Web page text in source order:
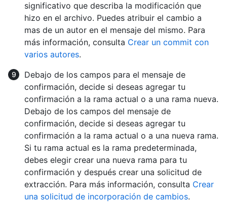
significativo que describa la modificación que
hizo en el archivo. Puedes atribuir el cambio a
mas de un autor en el mensaje del mismo. Para
más información, consulta Crear un commit con
varios autores.
Debajo de los campos para el mensaje de
confirmación, decide si deseas agregar tu
confirmación a la rama actual o a una rama nueva.
Debajo de los campos del mensaje de
confirmación, decide si deseas agregar tu
confirmación a la rama actual o a una nueva rama.
Si tu rama actual es la rama predeterminada,
debes elegir crear una nueva rama para tu
confirmación y después crear una solicitud de
extracción. Para más información, consulta Crear
una solicitud de incorporación de cambios.